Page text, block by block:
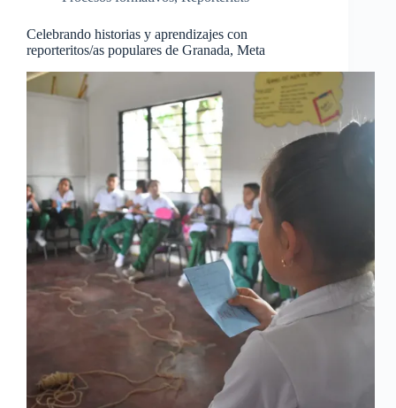
Celebrando historias y aprendizajes con
reporteritos/as populares de Granada, Meta